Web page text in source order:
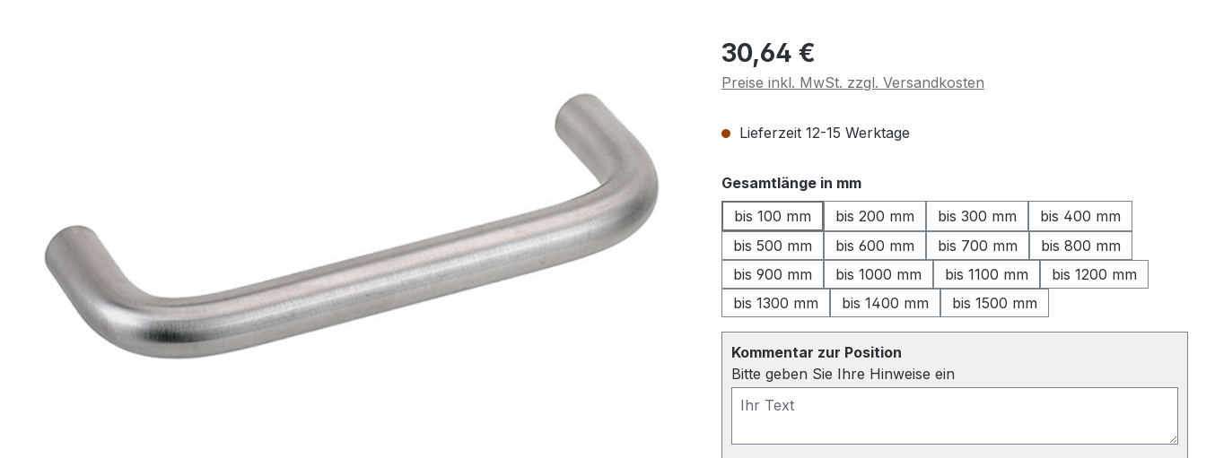
Regulärer Preis:
30,64 €
Preise inkl. MwSt. zzgl. Versandkosten
Lieferzeit 12-15 Werktage
Gesamtlänge in mmauswählen
bis 100 mm
bis 200 mm bis 300 mm
bis 400 mm
bis 500 mm
bis 600 mm bis 700 mm
bis 800 mm
bis 900 mm
bis 1000 mm bis 1100 mm
bis 1200 mm
bis 1300 mm
bis 1400 mm bis 1500 mm
Kommentar zur Position
Bitte geben Sie Ihre Hinweise ein